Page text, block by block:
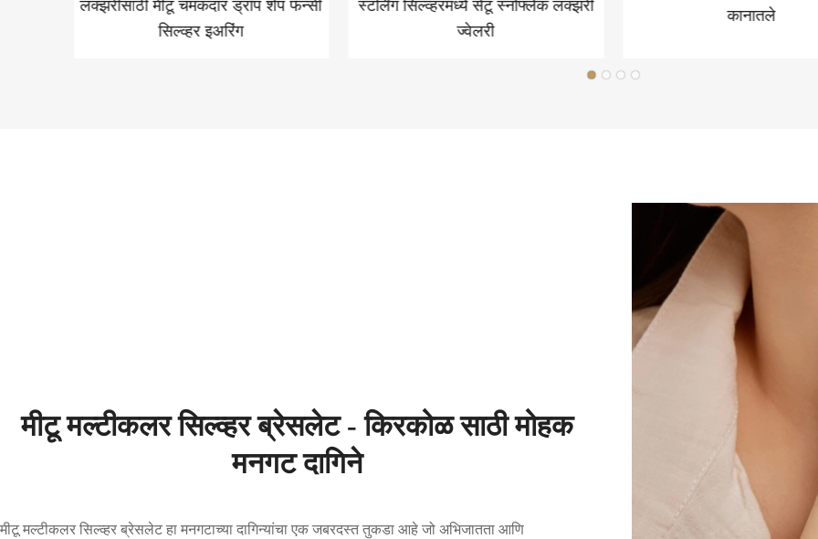
लक्झरीसाठी मीटू चमकदार ड्रॉप शेप फॅन्सी
सिल्व्हर इअरिंग
स्टर्लिंग सिल्व्हरमध्ये सेटू स्नोफ्लेक लक्झरी
ज्वेलरी
कानातले
मीटू मल्टीकलर सिल्व्हर ब्रेसलेट - किरकोळ साठी मोहक
मनगट दागिने
मीटू मल्टीकलर सिल्व्हर ब्रेसलेट हा मनगटाच्या दागिन्यांचा एक जबरदस्त तुकडा आहे जो अभिजातता आणि